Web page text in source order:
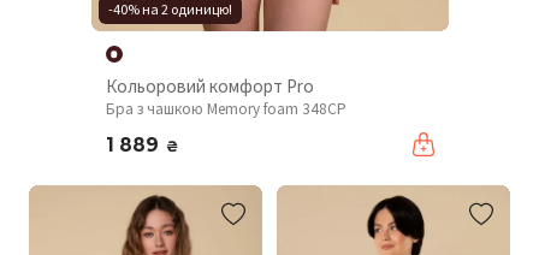
-40% на 2 одиницю!
Кольоровий комфорт Pro
Бра з чашкою Memory foam 348CP
1 889 ₴